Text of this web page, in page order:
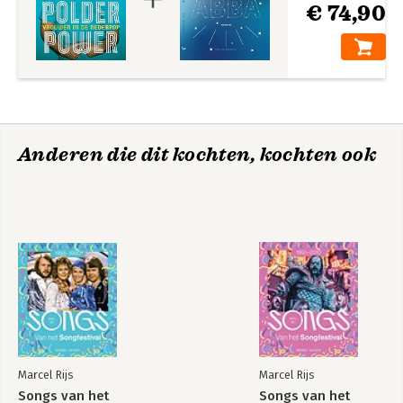
€ 74,90
Anderen die dit kochten, kochten ook
Marcel Rijs
Songs van het
Marcel Rijs
Songs van het